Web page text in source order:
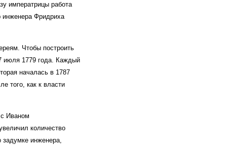
императрицы работа
инженера Фридриха
Чтобы построить
июля 1779 года. Каждый
началась в 1787
того, как к власти
с Иваном
количество
инженера,